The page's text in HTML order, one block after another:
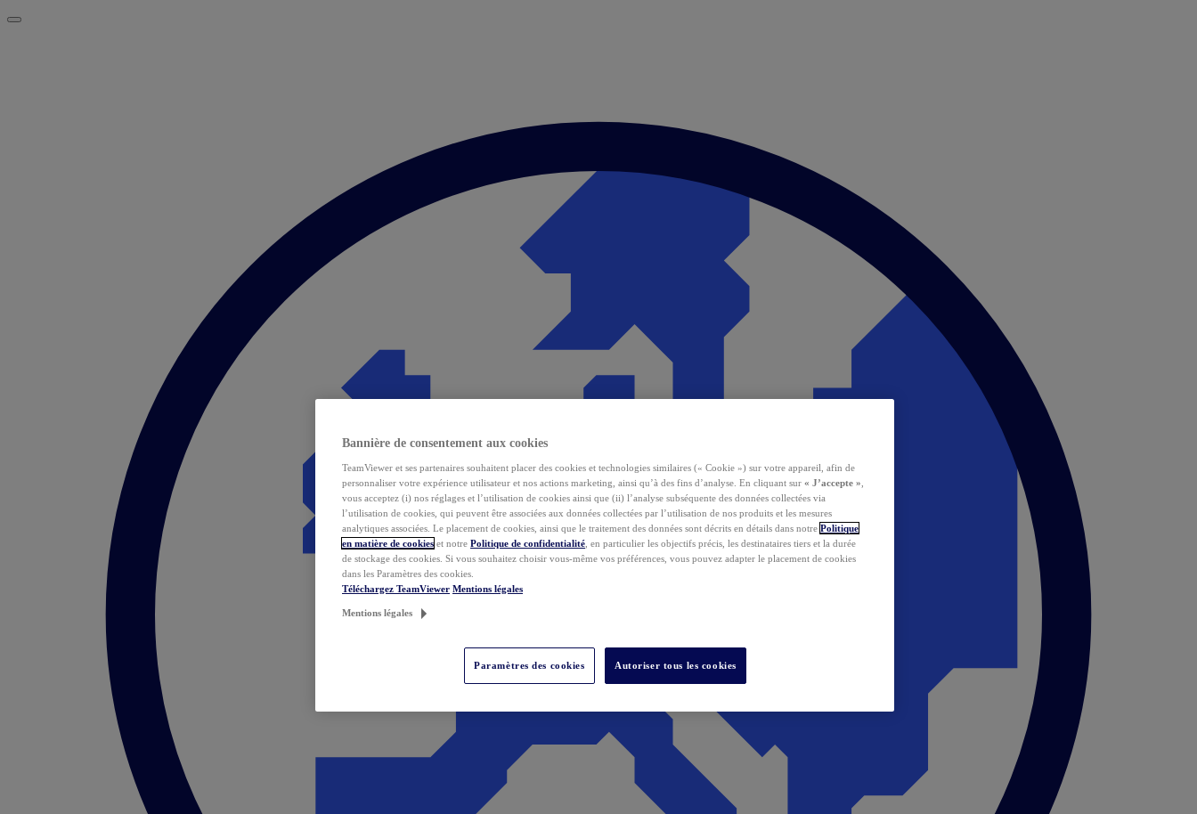
Bannière de consentement aux cookies
TeamViewer et ses partenaires souhaitent placer des cookies et technologies similaires (« Cookie ») sur votre appareil, afin de
personnaliser votre expérience utilisateur et nos actions marketing, ainsi qu’à des fins d’analyse. En cliquant sur « J’accepte »
vous acceptez (i) nos réglages et l’utilisation de cookies ainsi que (ii) l’analyse subséquente des données collectées via
l’utilisation de cookies, qui peuvent être associées aux données collectées par l’utilisation de nos produits et les mesures
analytiques associées. Le placement de cookies, ainsi que le traitement des données sont décrits en détails dans notre Politique
en matière de cookies et notre Politique de confidentialité , en particulier les objectifs précis, les destinataires tiers et la durée
de stockage des cookies. Si vous souhaitez choisir vous-même vos préférences, vous pouvez adapter le placement de cookies
dans les Paramètres des cookies.
Téléchargez TeamViewer Mentions légales
Mentions légales
Paramètres des cookies Autoriser tous les cookies